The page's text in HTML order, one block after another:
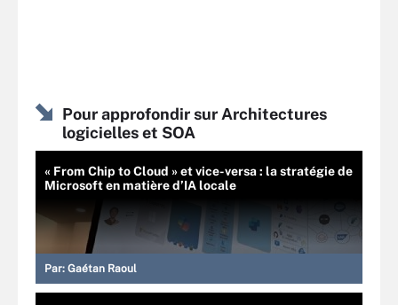
Pour approfondir sur Architectures
logicielles et SOA
« From Chip to Cloud » et vice-versa : la stratégie de
Microsoft en matière d’IA locale
Par: Gaétan Raoul